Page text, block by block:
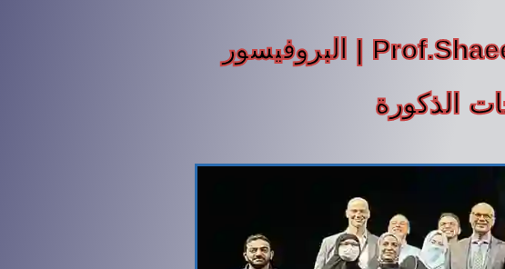
Prof.Shaeer, The Andrology Pioneer | البروفيسور
الذكورة